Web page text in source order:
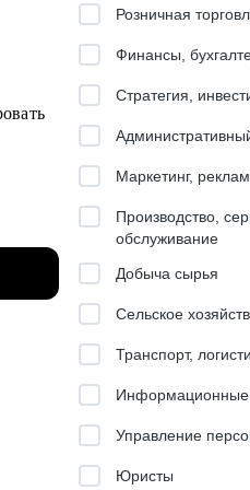
Розничная
Финансы,
Стратегия,
Маркетинг,
Производство,
обслуживание
Добыча сырья
Сельское
Транспорт,
Информационные
Управление
Юристы